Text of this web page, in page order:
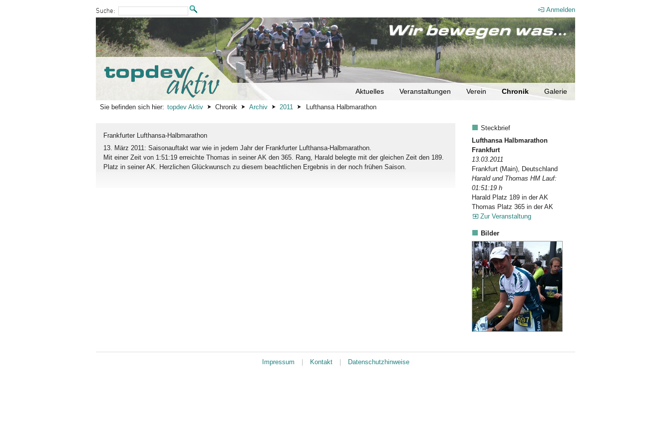
Suche: Anmelden
Aktuelles Veranstaltungen Verein Chronik Galerie
Sie befinden sich hier: topdev Aktiv Chronik Archiv 2011 Lufthansa Halbmarathon
Frankfurter Lufthansa-Halbmarathon
13. März 2011: Saisonauftakt war wie in jedem Jahr der Frankfurter Lufthansa-Halbmarathon.
Mit einer Zeit von 1:51:19 erreichte Thomas in seiner AK den 365. Rang, Harald belegte mit der gleichen Zeit den 189.
Platz in seiner AK. Herzlichen Glückwunsch zu diesem beachtlichen Ergebnis in der noch frühen Saison.
Steckbrief
Lufthansa Halbmarathon
Frankfurt
13.03.2011
Frankfurt (Main), Deutschland
Harald und Thomas HM Lauf:
01:51:19 h
Harald Platz 189 in der AK
Thomas Platz 365 in der AK
Zur Veranstaltung
Bilder
Impressum Kontakt Datenschutzhinweise